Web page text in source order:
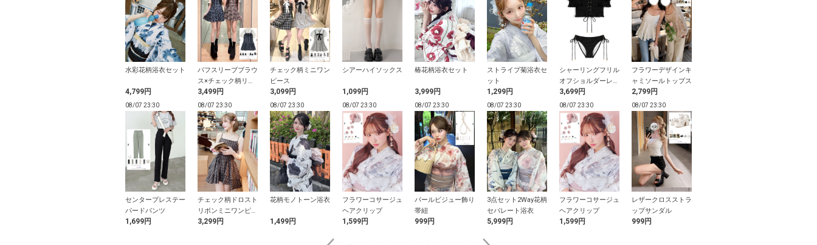
水彩花柄浴衣セット
4,799円
パフスリーブブラウ
ス×チェック柄リボ
ンプリーツキャミソ
ールワンピースセッ
トアップ
3,499円
チェック柄ミニワン
ピース
3,099円
シアーハイソックス
1,099円
椿花柄浴衣セット
3,999円
ストライプ菊浴衣セ
ット
1,299円
シャーリングフリル
オフショルダーレー
スアップビキニ水着
3,699円
フラワーデザインキ
ャミソールトップス
2,799円
08/07 23:30
センタープレステー
パードパンツ
1,699円
08/07 23:30
チェック柄ドロスト
リボンミニワンピー
ス
3,299円
08/07 23:30
花柄モノトーン浴衣
1,499円
08/07 23:30
フラワーコサージュ
ヘアクリップ
1,599円
08/07 23:30
パールビジュー飾り
帯紐
999円
08/07 23:30
3点セット2Way花柄
セパレート浴衣
5,999円
08/07 23:30
フラワーコサージュ
ヘアクリップ
1,599円
08/07 23:30
レザークロスストラ
ップサンダル
999円